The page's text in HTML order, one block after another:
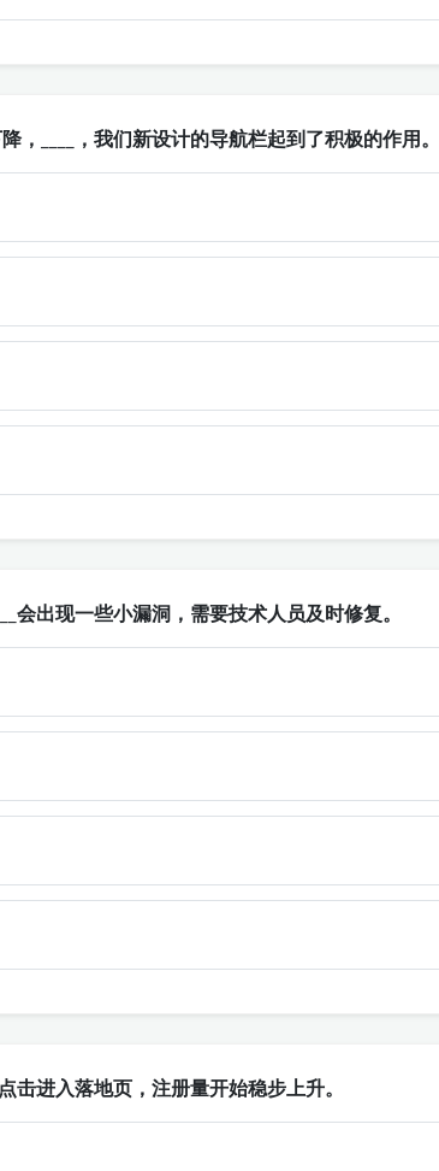
，____，我们新设计的导航栏起到了积极的作用。
会出现一些小漏洞，需要技术人员及时修复。
击进入落地页，注册量开始稳步上升。